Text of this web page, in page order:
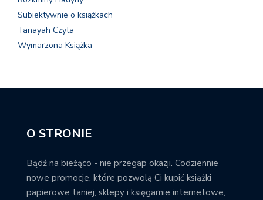
Subiektywnie o książkach
Tanayah Czyta
Wymarzona Książka
O STRONIE
Bądź na bieżąco - nie przegap okazji. Codziennie
nowe promocje, które pozwolą Ci kupić książki
papierowe taniej; sklepy i księgarnie internetowe,